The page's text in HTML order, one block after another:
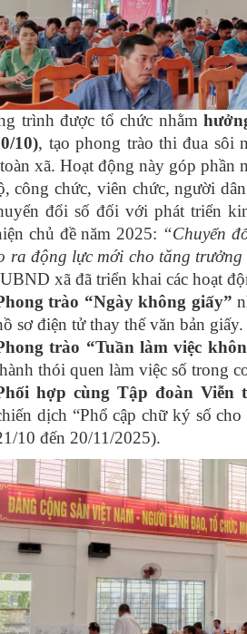
trình được tổ chức nhằm
10), tạo phong trào thi đua sôi
xã. Hoạt động này góp phần
công chức, viên chức, người
đổi số đối với phát triển
chủ đề năm 2025: “Chuyển
ra động lực mới cho tăng trưởng
xã đã triển khai các hoạt
trào “Ngày không giấy”
sơ điện tử thay thế văn bản giấy.
trào “Tuần làm việc
thói quen làm việc số trong
hợp cùng Tập đoàn Viễn
dịch “Phổ cập chữ ký số
10 đến 20/11/2025).